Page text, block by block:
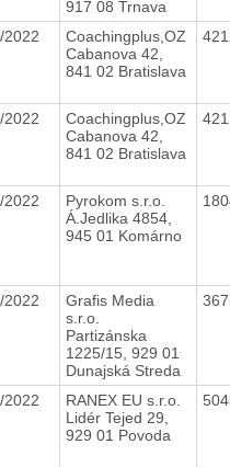
917 08 Trnava
2022
Coachingplus,OZ
Cabanova 42,
841 02 Bratislava
2022
Coachingplus,OZ
Cabanova 42,
841 02 Bratislava
2022
Pyrokom s.r.o.
Á.Jedlika 4854,
945 01 Komárno
2022
Grafis Media
s.r.o.
Partizánska
1225/15, 929 01
Dunajská Streda
2022
RANEX EU s.r.o.
Lidér Tejed 29,
929 01 Povoda